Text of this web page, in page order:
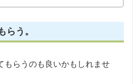
らう。
もらうのも良いかもしれませ